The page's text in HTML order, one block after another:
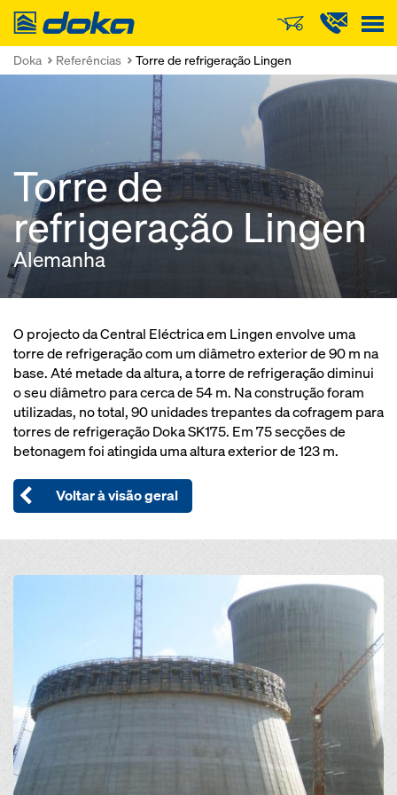
Doka
Doka Referências Torre de refrigeração Lingen
Torre de
refrigeração Lingen
Alemanha
O projecto da Central Eléctrica em Lingen envolve uma
torre de refrigeração com um diâmetro exterior de 90 m na
base. Até metade da altura, a torre de refrigeração diminui
o seu diâmetro para cerca de 54 m. Na construção foram
utilizadas, no total, 90 unidades trepantes da cofragem para
torres de refrigeração Doka SK175. Em 75 secções de
betonagem foi atingida uma altura exterior de 123 m.
Voltar à visão geral
Open